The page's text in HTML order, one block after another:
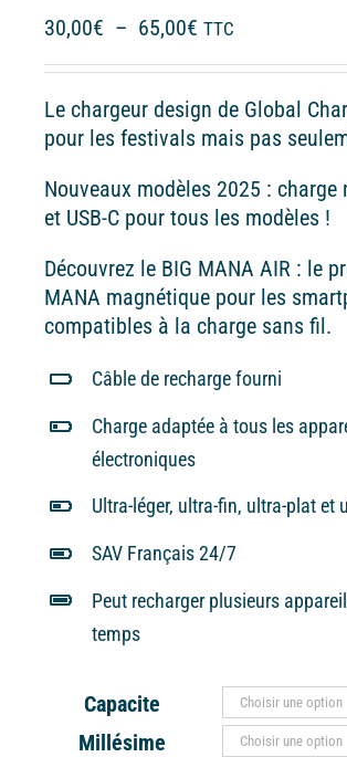
30,00€ – 65,00€ Plage
30,00€
à
TTC
Le chargeur design de Global
pour les festivals mais pas
Nouveaux modèles 2025 : charge
et USB-C pour tous les modèles !
Découvrez le BIG MANA AIR : le
MANA magnétique pour les
compatibles à la charge sans fil.
Câble de recharge fourni
Charge adaptée à tous les
électroniques
Ultra-léger, ultra-fin, ultra-plat et
SAV Français 24/7
Peut recharger plusieurs
temps
Capacite
Millésime